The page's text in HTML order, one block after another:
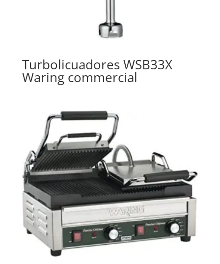
Turbolicuadores WSB33X
Waring commercial